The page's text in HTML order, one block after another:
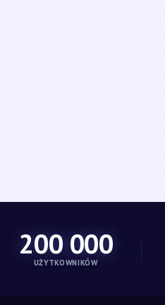
200 000
UŻYTKOWNIKÓW